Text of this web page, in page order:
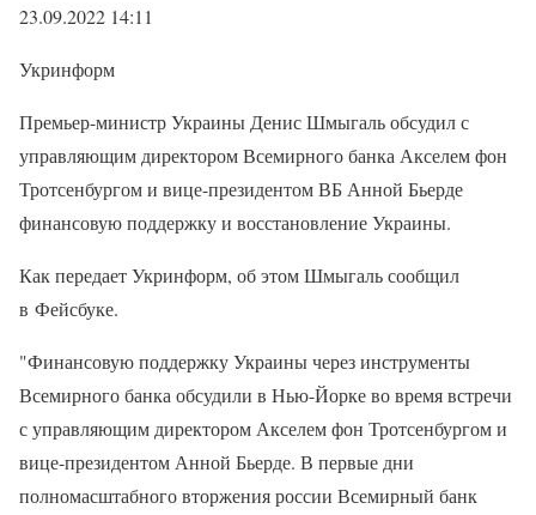
23.09.2022 14:11
Укринформ
Премьер-министр Украины Денис Шмыгаль обсудил с
управляющим директором Всемирного банка Акселем фон
Тротсенбургом и вице-президентом ВБ Анной Бьерде
финансовую поддержку и восстановление Украины.
Как передает Укринформ, об этом Шмыгаль сообщил
в Фейсбуке.
"Финансовую поддержку Украины через инструменты
Всемирного банка обсудили в Нью-Йорке во время встречи
с управляющим директором Акселем фон Тротсенбургом и
вице-президентом Анной Бьерде. В первые дни
полномасштабного вторжения россии Всемирный банк